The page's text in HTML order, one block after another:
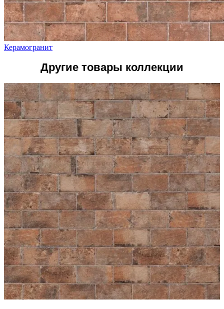
Керамогранит
Другие товары коллекции